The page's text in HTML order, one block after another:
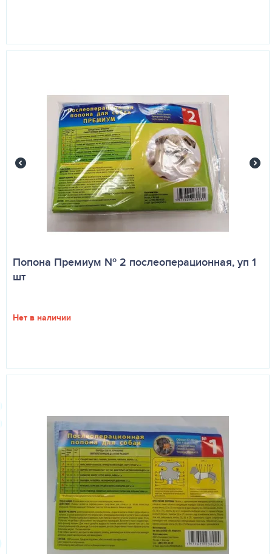
Попона Премиум № 2 послеоперационная, уп 1
шт
Нет в наличии